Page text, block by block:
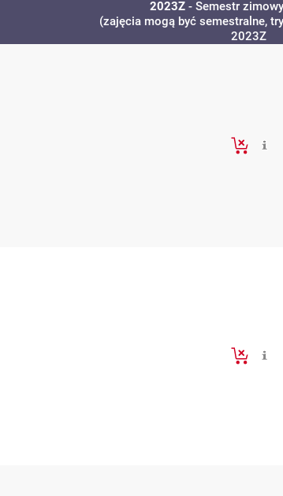
2023Z- Semestr
(zajęcia mogą być semestralne,
2023Z